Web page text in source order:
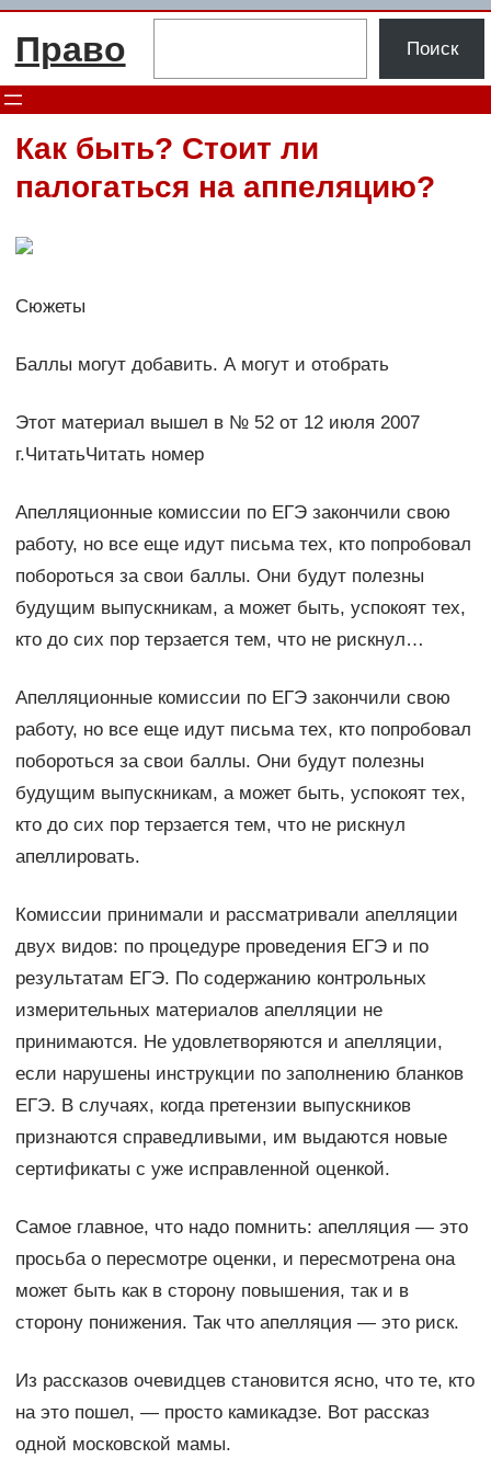
Перейти
Право Поиск
Как быть? Стоит ли
палогаться на аппеляцию?
Сюжеты
Баллы могут добавить. А могут и отобрать
Этот материал вышел в № 52 от 12 июля 2007
г.ЧитатьЧитать номер
Апелляционные комиссии по ЕГЭ закончили свою
работу, но все еще идут письма тех, кто попробовал
побороться за свои баллы. Они будут полезны
будущим выпускникам, а может быть, успокоят тех,
кто до сих пор терзается тем, что не рискнул…
Апелляционные комиссии по ЕГЭ закончили свою
работу, но все еще идут письма тех, кто попробовал
побороться за свои баллы. Они будут полезны
будущим выпускникам, а может быть, успокоят тех,
кто до сих пор терзается тем, что не рискнул
апеллировать.
Комиссии принимали и рассматривали апелляции
двух видов: по процедуре проведения ЕГЭ и по
результатам ЕГЭ. По содержанию контрольных
измерительных материалов апелляции не
принимаются. Не удовлетворяются и апелляции,
если нарушены инструкции по заполнению бланков
ЕГЭ. В случаях, когда претензии выпускников
признаются справедливыми, им выдаются новые
сертификаты с уже исправленной оценкой.
Самое главное, что надо помнить: апелляция — это
просьба о пересмотре оценки, и пересмотрена она
может быть как в сторону повышения, так и в
сторону понижения. Так что апелляция — это риск.
Из рассказов очевидцев становится ясно, что те, кто
на это пошел, — просто камикадзе. Вот рассказ
одной московской мамы.